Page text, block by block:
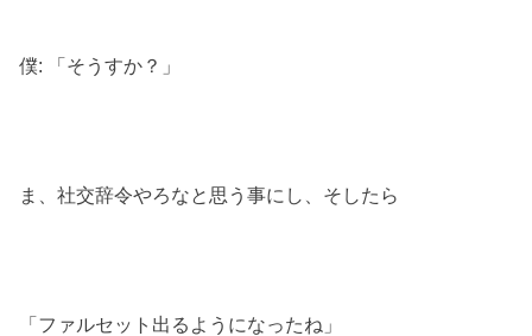
僕: 「そうすか？」
ま、社交辞令やろなと思う事にし、そしたら
「ファルセット出るようになったね」